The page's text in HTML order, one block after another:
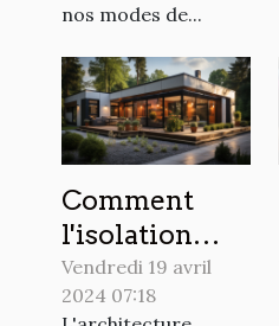
nos modes de...
Comment
l'isolation
extérieure
influence le
Vendredi 19 avril
2024 07:18